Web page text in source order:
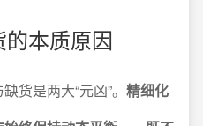
本质原因
货是两大“元凶”。 精细化